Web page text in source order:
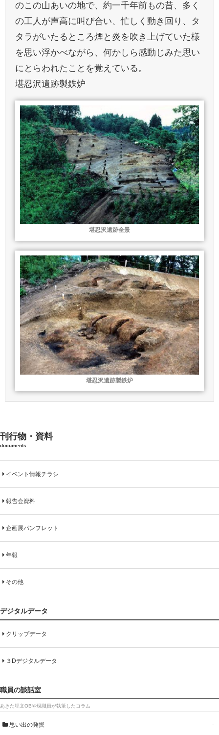
のこの山あいの地で、約一千年前もの昔、多く
の工人が声高に叫び合い、忙しく動き回り、タ
タラがいたるところ煙と炎を吹き上げていた様
を思い浮かべながら、何かしら感動じみた思い
にとらわれたことを覚えている。
堪忍沢遺跡製鉄炉
堪忍沢遺跡全景
堪忍沢遺跡製鉄炉
刊行物・資料
documents
イベント情報チラシ
報告会資料
企画展パンフレット
年報
その他
デジタルデータ
クリップデータ
３Dデジタルデータ
職員の談話室
あきた埋文OBや現職員が執筆したコラム
-
思い出の発掘